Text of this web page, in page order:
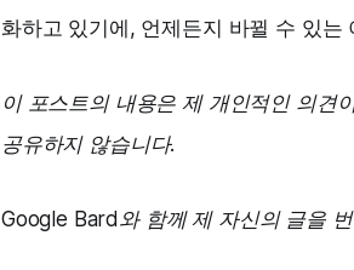
화하고 있기에, 언제든지 바뀔 수 있는
이 포스트의 내용은 제 개인적인 의견
공유하지 않습니다.
Google Bard와 함께 제 자신의 글을